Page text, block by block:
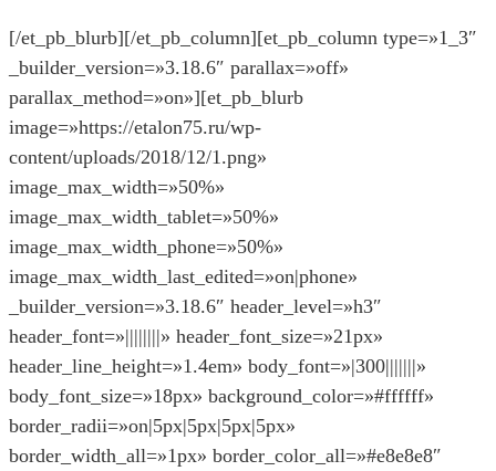
[/et_pb_blurb][/et_pb_column][et_pb_column type=»1_3″
_builder_version=»3.18.6″ parallax=»off»
parallax_method=»on»][et_pb_blurb
image=»https://etalon75.ru/wp-
content/uploads/2018/12/1.png»
image_max_width=»50%»
image_max_width_tablet=»50%»
image_max_width_phone=»50%»
image_max_width_last_edited=»on|phone»
_builder_version=»3.18.6″ header_level=»h3″
header_font=»||||||||» header_font_size=»21px»
header_line_height=»1.4em» body_font=»|300|||||||»
body_font_size=»18px» background_color=»#ffffff»
border_radii=»on|5px|5px|5px|5px»
border_width_all=»1px» border_color_all=»#e8e8e8″